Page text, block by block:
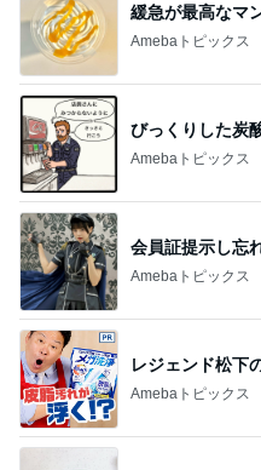
緩急が最高なマ
Amebaトピックス
びっくりした炭
Amebaトピックス
会員証提示し忘
Amebaトピックス
レジェンド松下
Amebaトピックス